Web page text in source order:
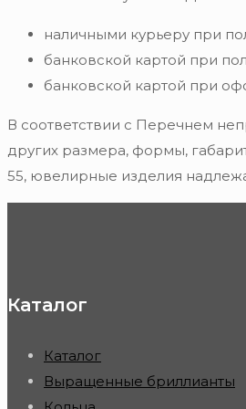
наличными курьеру при
банковской картой при
банковской картой при
В соответствии с Перечнем
других размера, формы,
55, ювелирные изделия
Каталог
Каталог
Выращенные бриллианты